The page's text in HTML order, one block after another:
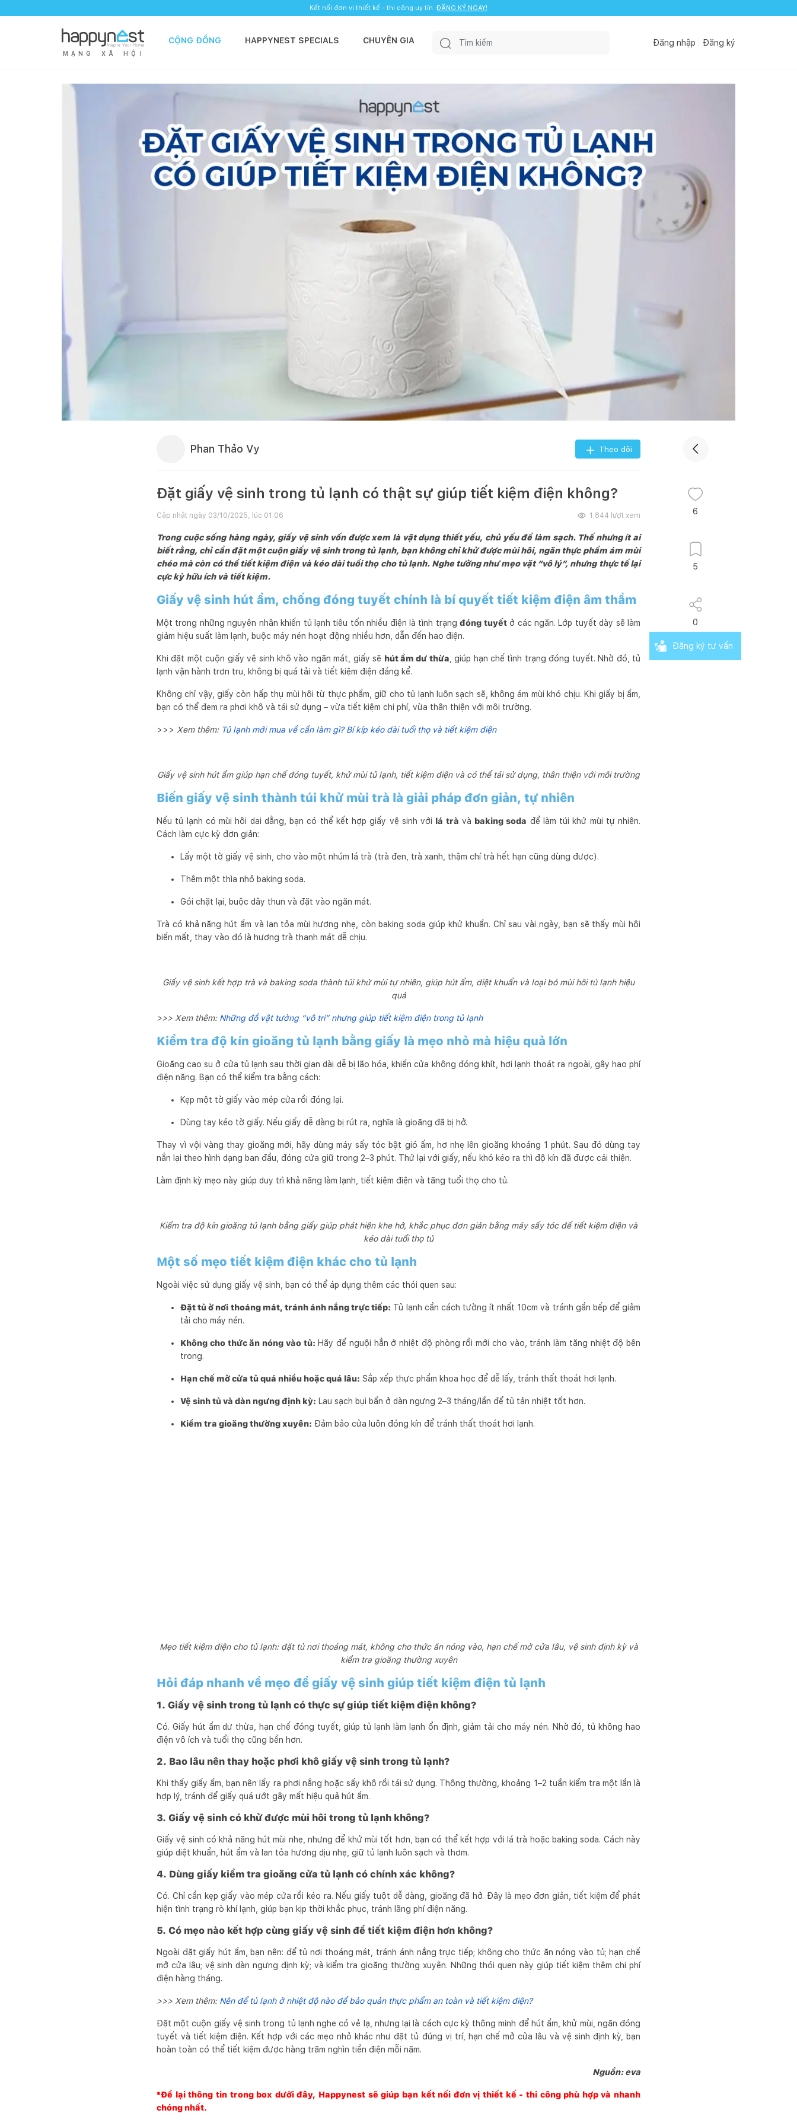
Kết nối đơn vị thiết kế - thi công uy tín. ĐĂNG KÝ NGAY!
M Ạ N G X Ã H Ộ I
CỘNG ĐỒNG HAPPYNEST SPECIALS CHUYÊN GIA Đăng nhập Đăng ký
Phan Thảo Vy Theo dõi
Đặt giấy vệ sinh trong tủ lạnh có thật sự giúp tiết kiệm điện không?
Cập nhật ngày 03/10/2025, lúc 01:06 1.844 lượt xem
Trong cuộc sống hàng ngày, giấy vệ sinh vốn được xem là vật dụng thiết yếu, chủ yếu để làm sạch. Thế nhưng ít ai
biết rằng, chỉ cần đặt một cuộn giấy vệ sinh trong tủ lạnh, bạn không chỉ khử được mùi hôi, ngăn thực phẩm ám mùi
chéo mà còn có thể tiết kiệm điện và kéo dài tuổi thọ cho tủ lạnh. Nghe tưởng như mẹo vặt “vô lý”, nhưng thực tế lại
cực kỳ hữu ích và tiết kiệm.
Giấy vệ sinh hút ẩm, chống đóng tuyết chính là bí quyết tiết kiệm điện âm thầm
Một trong những nguyên nhân khiến tủ lạnh tiêu tốn nhiều điện là tình trạngđóng tuyếtở các ngăn. Lớp tuyết dày sẽ làm
giảm hiệu suất làm lạnh, buộc máy nén hoạt động nhiều hơn, dẫn đến hao điện.
Khi đặt một cuộn giấy vệ sinh khô vào ngăn mát, giấy sẽ hút ẩm dư thừa , giúp hạn chế tình trạng đóng tuyết. Nhờ đó, tủ
lạnh vận hành trơn tru, không bị quá tải và tiết kiệm điện đáng kể.
Không chỉ vậy, giấy còn hấp thụ mùi hôi từ thực phẩm, giữ cho tủ lạnh luôn sạch sẽ, không ám mùi khó chịu. Khi giấy bị ẩm,
bạn có thể đem ra phơi khô và tái sử dụng – vừa tiết kiệm chi phí, vừa thân thiện với môi trường.
>>> Xem thêm: Tủ lạnh mới mua về cần làm gì? Bí kíp kéo dài tuổi thọ và tiết kiệm điện
Giấy vệ sinh hút ẩm giúp hạn chế đóng tuyết, khử mùi tủ lạnh, tiết kiệm điện và có thể tái sử dụng, thân thiện với môi trường
Biến giấy vệ sinh thành túi khử mùi trà là giải pháp đơn giản, tự nhiên
Nếu tủ lạnh có mùi hôi dai dẳng, bạn có thể kết hợp giấy vệ sinh với lá trà và baking soda để làm túi khử mùi tự nhiên.
Cách làm cực kỳ đơn giản:
Lấy một tờ giấy vệ sinh, cho vào một nhúm lá trà (trà đen, trà xanh, thậm chí trà hết hạn cũng dùng được).
Thêm một thìa nhỏ baking soda.
Gói chặt lại, buộc dây thun và đặt vào ngăn mát.
Trà có khả năng hút ẩm và lan tỏa mùi hương nhẹ, còn baking soda giúp khử khuẩn. Chỉ sau vài ngày, bạn sẽ thấy mùi hôi
biến mất, thay vào đó là hương trà thanh mát dễ chịu.
Giấy vệ sinh kết hợp trà và baking soda thành túi khử mùi tự nhiên, giúp hút ẩm, diệt khuẩn và loại bỏ mùi hôi tủ lạnh hiệu
quả
>>> Xem thêm: Những đồ vật tưởng “vô tri” nhưng giúp tiết kiệm điện trong tủ lạnh
Kiểm tra độ kín gioăng tủ lạnh bằng giấy là mẹo nhỏ mà hiệu quả lớn
Gioăng cao su ở cửa tủ lạnh sau thời gian dài dễ bị lão hóa, khiến cửa không đóng khít, hơi lạnh thoát ra ngoài, gây hao phí
điện năng. Bạn có thể kiểm tra bằng cách:
Kẹp một tờ giấy vào mép cửa rồi đóng lại.
Dùng tay kéo tờ giấy. Nếu giấy dễ dàng bị rút ra, nghĩa là gioăng đã bị hở.
Thay vì vội vàng thay gioăng mới, hãy dùng máy sấy tóc bật gió ấm, hơ nhẹ lên gioăng khoảng 1 phút. Sau đó dùng tay
nắn lại theo hình dạng ban đầu, đóng cửa giữ trong 2–3 phút. Thử lại với giấy, nếu khó kéo ra thì độ kín đã được cải thiện.
Làm định kỳ mẹo này giúp duy trì khả năng làm lạnh, tiết kiệm điện và tăng tuổi thọ cho tủ.
Kiểm tra độ kín gioăng tủ lạnh bằng giấy giúp phát hiện khe hở, khắc phục đơn giản bằng máy sấy tóc để tiết kiệm điện và
kéo dài tuổi thọ tủ
Một số mẹo tiết kiệm điện khác cho tủ lạnh
Ngoài việc sử dụng giấy vệ sinh, bạn có thể áp dụng thêm các thói quen sau:
Đặt tủ ở nơi thoáng mát, tránh ánh nắng trực tiếp: Tủ lạnh cần cách tường ít nhất 10cm và tránh gần bếp để giảm
tải cho máy nén.
Không cho thức ăn nóng vào tủ: Hãy để nguội hẳn ở nhiệt độ phòng rồi mới cho vào, tránh làm tăng nhiệt độ bên
trong.
Hạn chế mở cửa tủ quá nhiều hoặc quá lâu: Sắp xếp thực phẩm khoa học để dễ lấy, tránh thất thoát hơi lạnh.
Vệ sinh tủ và dàn ngưng định kỳ: Lau sạch bụi bẩn ở dàn ngưng 2–3 tháng/lần để tủ tản nhiệt tốt hơn.
Kiểm tra gioăng thường xuyên: Đảm bảo cửa luôn đóng kín để tránh thất thoát hơi lạnh.
Mẹo tiết kiệm điện cho tủ lạnh: đặt tủ nơi thoáng mát, không cho thức ăn nóng vào, hạn chế mở cửa lâu, vệ sinh định kỳ và
kiểm tra gioăng thường xuyên
Hỏi đáp nhanh về mẹo để giấy vệ sinh giúp tiết kiệm điện tủ lạnh
1. Giấy vệ sinh trong tủ lạnh có thực sự giúp tiết kiệm điện không?
Có. Giấy hút ẩm dư thừa, hạn chế đóng tuyết, giúp tủ lạnh làm lạnh ổn định, giảm tải cho máy nén. Nhờ đó, tủ không hao
điện vô ích và tuổi thọ cũng bền hơn.
2. Bao lâu nên thay hoặc phơi khô giấy vệ sinh trong tủ lạnh?
Khi thấy giấy ẩm, bạn nên lấy ra phơi nắng hoặc sấy khô rồi tái sử dụng. Thông thường, khoảng 1–2 tuần kiểm tra một lần là
hợp lý, tránh để giấy quá ướt gây mất hiệu quả hút ẩm.
3. Giấy vệ sinh có khử được mùi hôi trong tủ lạnh không?
Giấy vệ sinh có khả năng hút mùi nhẹ, nhưng để khử mùi tốt hơn, bạn có thể kết hợp với lá trà hoặc baking soda. Cách này
giúp diệt khuẩn, hút ẩm và lan tỏa hương dịu nhẹ, giữ tủ lạnh luôn sạch và thơm.
4. Dùng giấy kiểm tra gioăng cửa tủ lạnh có chính xác không?
Có. Chỉ cần kẹp giấy vào mép cửa rồi kéo ra. Nếu giấy tuột dễ dàng, gioăng đã hở. Đây là mẹo đơn giản, tiết kiệm để phát
hiện tình trạng rò khí lạnh, giúp bạn kịp thời khắc phục, tránh lãng phí điện năng.
5. Có mẹo nào kết hợp cùng giấy vệ sinh để tiết kiệm điện hơn không?
Ngoài đặt giấy hút ẩm, bạn nên: để tủ nơi thoáng mát, tránh ánh nắng trực tiếp; không cho thức ăn nóng vào tủ; hạn chế
mở cửa lâu; vệ sinh dàn ngưng định kỳ; và kiểm tra gioăng thường xuyên. Những thói quen này giúp tiết kiệm thêm chi phí
điện hàng tháng.
>>> Xem thêm: Nên để tủ lạnh ở nhiệt độ nào để bảo quản thực phẩm an toàn và tiết kiệm điện?
Đặt một cuộn giấy vệ sinh trong tủ lạnh nghe có vẻ lạ, nhưng lại là cách cực kỳ thông minh để hút ẩm, khử mùi, ngăn đóng
tuyết và tiết kiệm điện. Kết hợp với các mẹo nhỏ khác như đặt tủ đúng vị trí, hạn chế mở cửa lâu và vệ sinh định kỳ, bạn
hoàn toàn có thể tiết kiệm được hàng trăm nghìn tiền điện mỗi năm.
Nguồn: eva
*Để lại thông tin trong box dưới đây, Happynest sẽ giúp bạn kết nối đơn vị thiết kế - thi công phù hợp và nhanh
chóng nhất.
6
5
0
Đăng ký tư vấn